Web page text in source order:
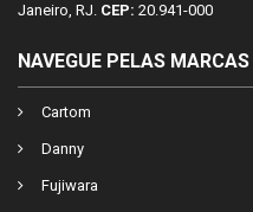
Janeiro, RJ. CEP: 20.941-000
NAVEGUE PELAS MARCAS
Cartom
Danny
Fujiwara